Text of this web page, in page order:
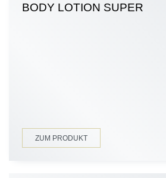
BODY LOTION SUPER
ZUM PRODUKT